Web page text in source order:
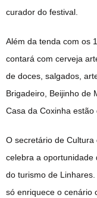
curador do festival.
Além da tenda com os
contará com cerveja
de doces, salgados,
Brigadeiro, Beijinho de
Casa da Coxinha estão
O secretário de Cultura
celebra a oportunidade
do turismo de
só enriquece o cenário